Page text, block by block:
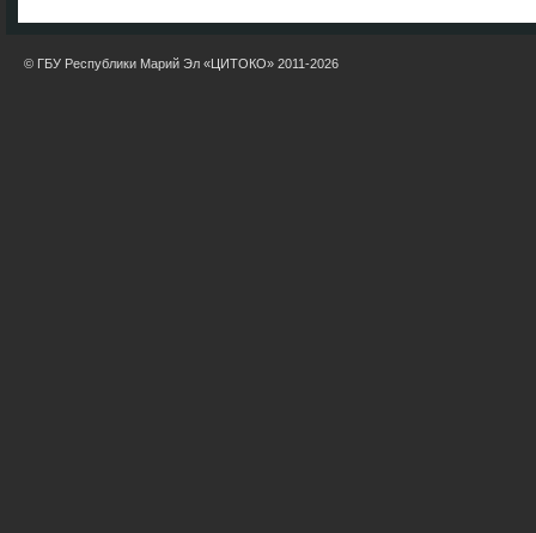
© ГБУ Республики Марий Эл «ЦИТОКО» 2011-2026